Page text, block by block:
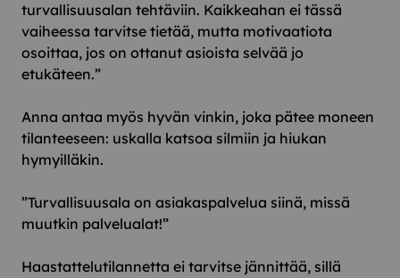
turvallisuusalan tehtäviin. Kaikkeahan ei tässä
vaiheessa tarvitse tietää, mutta motivaatiota
osoittaa, jos on ottanut asioista selvää jo
etukäteen.”
Anna antaa myös hyvän vinkin, joka pätee moneen
tilanteeseen: uskalla katsoa silmiin ja hiukan
hymyilläkin.
”Turvallisuusala on asiakaspalvelua siinä, missä
muutkin palvelualat!”
Haastattelutilannetta ei tarvitse jännittää, sillä